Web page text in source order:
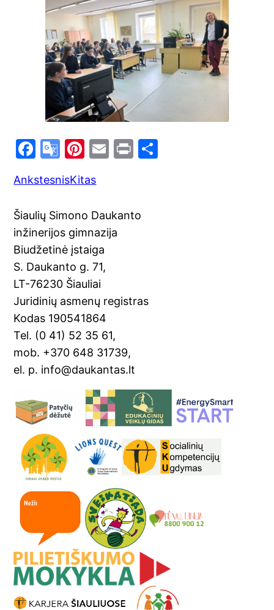
F
c
e
b
o
o
k
G
o
gl
e
Tr
a
n
sl
at
e
Pi
er
e
st
E
l
Pr
AnkstesnisKitas
Šiaulių Simono Daukanto
inžinerijos gimnazija
Biudžetinė įstaiga
S. Daukanto g. 71,
LT-76230 Šiauliai
Juridinių asmenų registras
Kodas 190541864
Tel. (0 41) 52 35 61,
mob. +370 648 31739,
el. p. info@daukantas.lt